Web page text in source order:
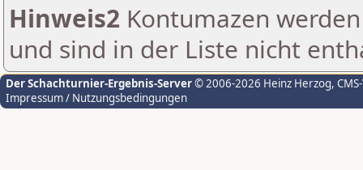
Hinweis2 Kontumazen
und sind in der Liste nicht
Der Schachturnier-Ergebnis-Server© 2006-2026 Heinz Herzog,
Impressum / Nutzungsbedingungen